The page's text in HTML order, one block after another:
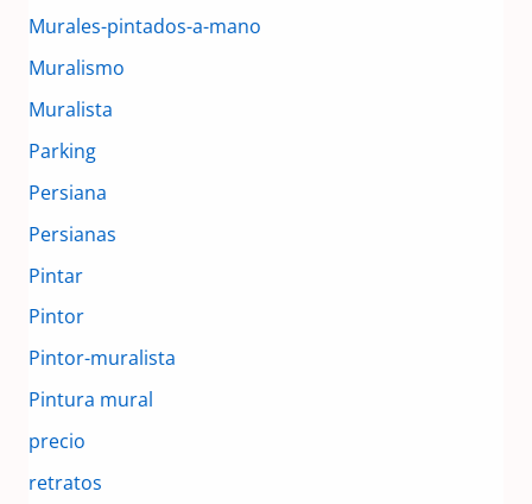
Murales-pintados-a-mano
Muralismo
Muralista
Parking
Persiana
Persianas
Pintar
Pintor
Pintor-muralista
Pintura mural
precio
retratos